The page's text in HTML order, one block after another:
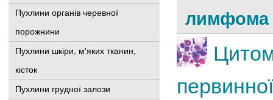
Пухлини органів черевної
порожнини
Пухлини шкіри, м'яких тканин,
кісток
Пухлини грудної залози
лимфома